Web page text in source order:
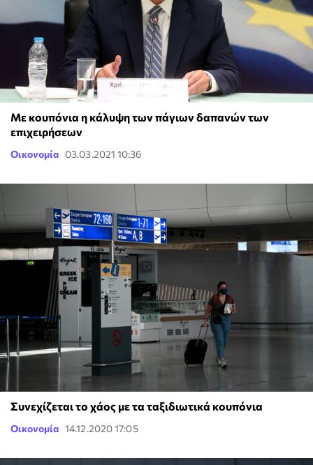
Με κουπόνια η κάλυψη των πάγιων δαπανών των
επιχειρήσεων
Οικονομία 03.03.2021 10:36
Συνεχίζεται το χάος με τα ταξιδιωτικά κουπόνια
Οικονομία 14.12.2020 17:05